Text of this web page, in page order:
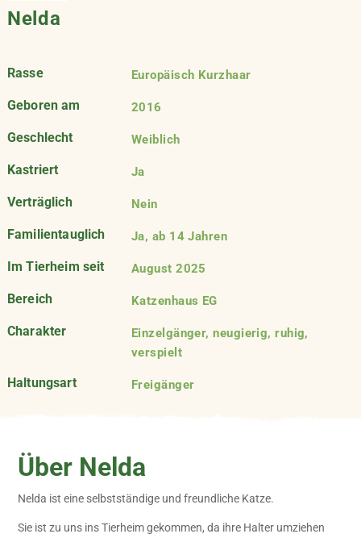
Nelda
Rasse Europäisch Kurzhaar
Geboren am 2016
Geschlecht Weiblich
Kastriert Ja
Verträglich Nein
Familientauglich Ja, ab 14 Jahren
Im Tierheim seit August 2025
Bereich Katzenhaus EG
Charakter
Einzelgänger, neugierig, ruhig,
verspielt
Haltungsart Freigänger
Über Nelda
Nelda ist eine selbstständige und freundliche Katze.
Sie ist zu uns ins Tierheim gekommen, da ihre Halter umziehen